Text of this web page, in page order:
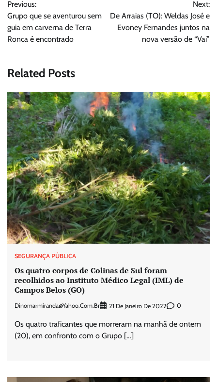
de
Post
Previous:
Grupo que se aventurou sem
guia em carverna de Terra
Ronca é encontrado
Next:
De Arraias (TO): Weldas José e
Evoney Fernandes juntos na
nova versão de “Vai”
Related Posts
SEGURANÇA PÚBLICA
Os quatro corpos de Colinas de Sul foram
recolhidos ao Instituto Médico Legal (IML) de
Campos Belos (GO)
Dinomarmiranda@yahoo.com.br 21 De Janeiro De 2022 0
Os quatro traficantes que morreram na manhã de ontem
(20), em confronto com o Grupo […]